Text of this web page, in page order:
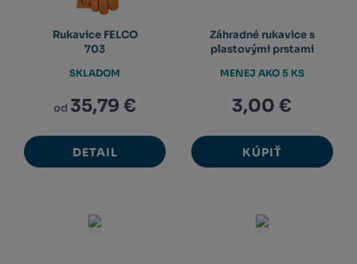
Rukavice FELCO
703
od 35,79 €
DETAIL
SKLADOM
Záhradné rukavice s
plastovými prstami
3,00 €
KÚPIŤ
MENEJ AKO 5 KS